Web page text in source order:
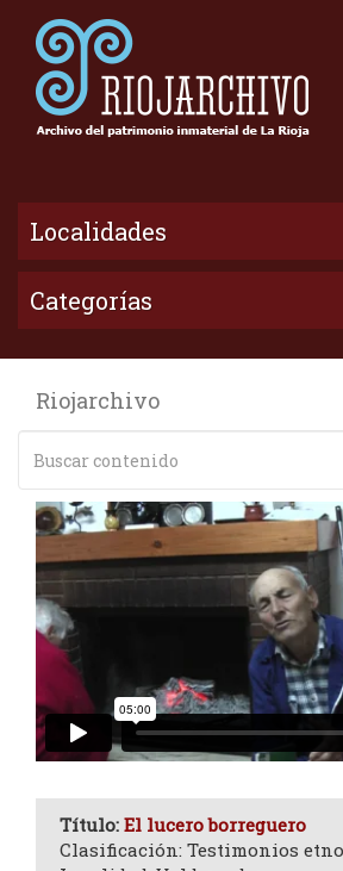
Localidades
Categorías
Riojarchivo
Título: El lucero borreguero
Clasificación: Testimonios